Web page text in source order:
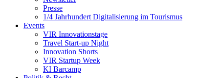
Presse
1/4 Jahrhundert Digitalisierung im Tourismus
Events
VIR Innovationstage
Travel Start-up Night
Innovation Shorts
VIR Startup Week
KI Barcamp